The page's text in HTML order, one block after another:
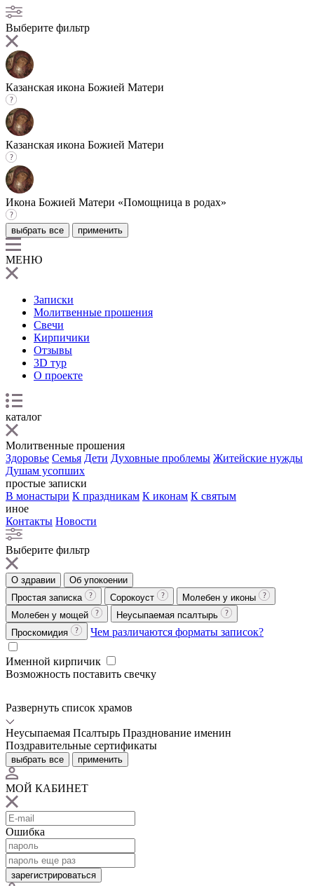
Выберите фильтр
Казанская икона Божией Матери
Казанская икона Божией Матери
Икона Божией Матери «Помощница в родах»
выбрать все применить
МЕНЮ
Записки
Молитвенные прошения
Свечи
Кирпичики
Отзывы
3D тур
О проекте
каталог
Молитвенные прошения
Здоровье Семья Дети Духовные проблемы Житейские нужды
Душам усопших
простые записки
В монастыри К праздникам К иконам К святым
иное
Контакты Новости
Выберите фильтр
О здравии
Об упокоении
Простая записка
Сорокоуст
Молебен у иконы
Молебен у мощей
Неусыпаемая псалтырь
Проскомидия
Чем различаются форматы записок?
Именной кирпичик
Возможность поставить свечку
Развернуть список храмов
Неусыпаемая Псалтырь Празднование именин
Поздравительные сертификаты
выбрать все применить
МОЙ КАБИНЕТ
Ошибка
зарегистрироваться